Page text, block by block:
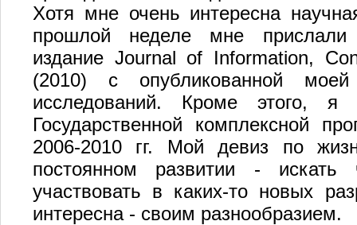
Хотя мне очень интересна
прошлой неделе мне прислали
издание Journal of Information,
(2010) с опубликованной
исследований. Кроме этого, я
Государственной комплексной
2006-2010 гг. Мой девиз по
постоянном развитии - искать
участвовать в каких-то новых
интересна - своим разнообразием.